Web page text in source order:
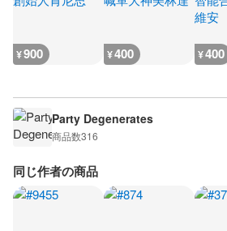
¥900 ¥400 ¥400
Party Degenerates
商品数316
同じ作者の商品